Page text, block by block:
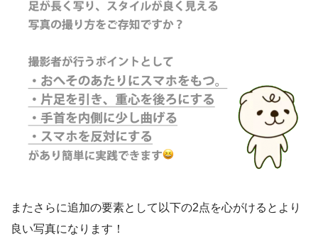
またさらに追加の要素として以下の2点を心がけるとより
良い写真になります！